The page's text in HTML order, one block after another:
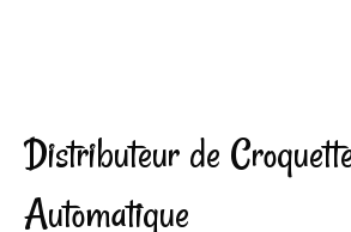
Distributeur de
Automatique